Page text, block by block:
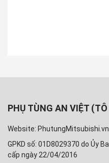
PHỤ TÙNG AN VIỆT
Website: PhutungMitsubishi.vn
GPKD số: 01D8029370 do Ủy
cấp ngày 22/04/2016